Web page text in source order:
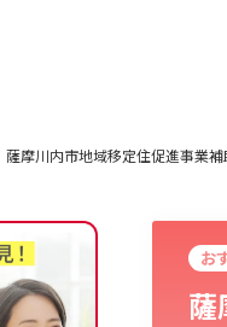
薩摩川内市地域移定住促進事業補
お
薩